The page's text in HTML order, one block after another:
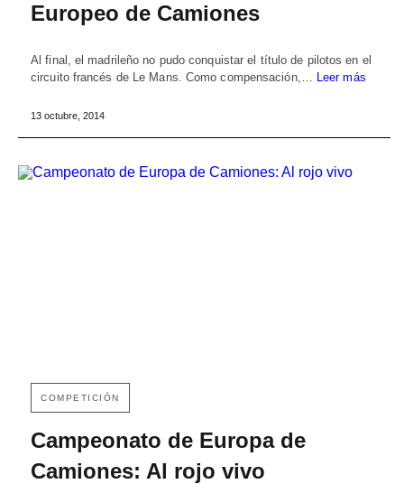
Europeo de Camiones
Al final, el madrileño no pudo conquistar el título de pilotos en el
circuito francés de Le Mans. Como compensación,… Leer más
13 octubre, 2014
COMPETICIÓN
Campeonato de Europa de
Camiones: Al rojo vivo